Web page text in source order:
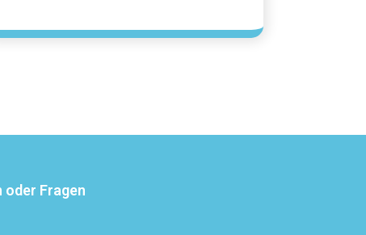
Fragen